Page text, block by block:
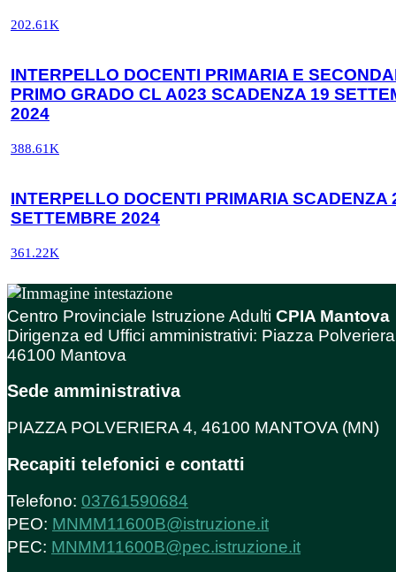
202.61K
INTERPELLO DOCENTI PRIMARIA E
PRIMO GRADO CL A023 SCADENZA 19
2024
388.61K
INTERPELLO DOCENTI PRIMARIA SCADENZA
SETTEMBRE 2024
361.22K
Centro Provinciale Istruzione Adulti CPIA Mantova
Dirigenza ed Uffici amministrativi: Piazza
46100 Mantova
Sede amministrativa
PIAZZA POLVERIERA 4, 46100 MANTOVA (MN)
Recapiti telefonici e contatti
Telefono: 03761590684
PEO: MNMM11600B@istruzione.it
PEC: MNMM11600B@pec.istruzione.it